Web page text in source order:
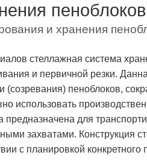
и хранения
стеллажная система
и первичной резки.
пеноблоков,
использовать
для
захватами. Конструкция
с планировкой